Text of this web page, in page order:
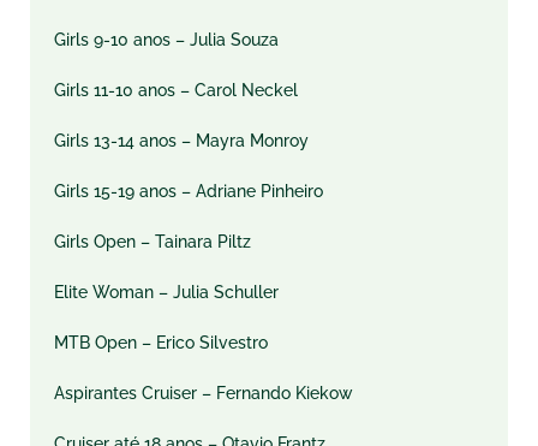
Girls 9-10 anos – Julia Souza
Girls 11-10 anos – Carol Neckel
Girls 13-14 anos – Mayra Monroy
Girls 15-19 anos – Adriane Pinheiro
Girls Open – Tainara Piltz
Elite Woman – Julia Schuller
MTB Open – Erico Silvestro
Aspirantes Cruiser – Fernando Kiekow